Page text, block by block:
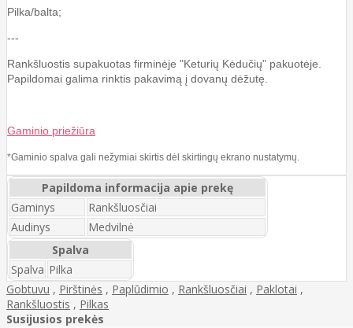
Pilka/balta;
---
Rankšluostis supakuotas firminėje "Keturių Kėdučių" pakuotėje.
Papildomai galima rinktis pakavimą į dovanų dėžutę.
Gaminio priežiūra
*Gaminio spalva gali nežymiai skirtis dėl skirtingų ekrano nustatymų.
Papildoma informacija apie prekę
Gaminys
Rankšluosčiai
Audinys
Medvilnė
Spalva
Spalva Pilka
Gobtuvu , Pirštinės , Paplūdimio , Rankšluosčiai , Paklotai ,
Rankšluostis , Pilkas
Susijusios prekės